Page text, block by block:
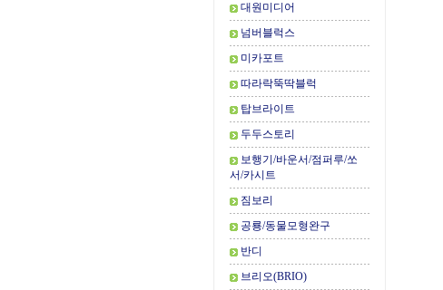
대원미디어
넘버블럭스
미카포트
따라락뚝딱블럭
탑브라이트
두두스토리
보행기/바운서/점퍼루/쏘
서/카시트
짐보리
공룡/동물모형완구
반디
브리오(BRIO)